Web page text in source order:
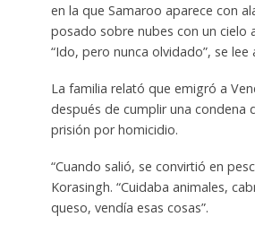
en la que Samaroo aparece con
posado sobre nubes con un cielo
“Ido, pero nunca olvidado”, se lee
La familia relató que emigró a
después de cumplir una condena
prisión por homicidio.
“Cuando salió, se convirtió en
Korasingh. “Cuidaba animales,
queso, vendía esas cosas”.